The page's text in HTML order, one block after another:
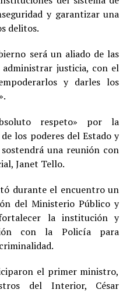
y garantizar una
delitos.
será un aliado de las
administrar justicia, con el
y darles los
respeto» por la
los poderes del Estado y
una reunión con
Janet Tello.
durante el encuentro un
del Ministerio Público y
la institución y
con la Policía para
el primer ministro,
del Interior, César